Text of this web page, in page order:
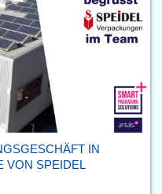
IN
VON SPEIDEL